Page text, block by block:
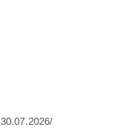
30.07.2026/